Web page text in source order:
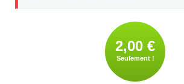
2,00 €
Seulement !